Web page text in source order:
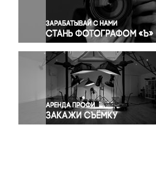
Правосудие
Происшествия и конфликты
Религия
Светская жизнь
Спорт
Экология
Экономика и бизнес